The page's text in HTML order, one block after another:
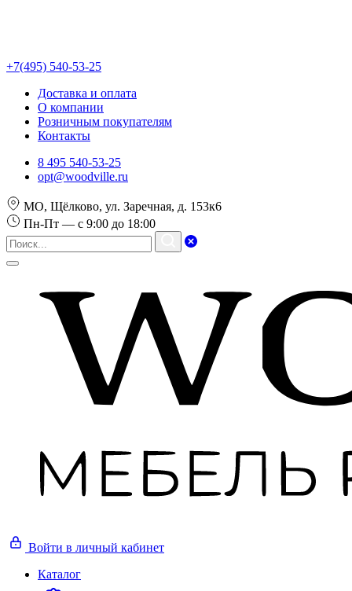
+7(495) 540-53-25
Доставка и оплата
О компании
Розничным покупателям
Контакты
8 495 540-53-25
opt@woodville.ru
МО, Щёлково, ул. Заречная, д. 153к6
Пн-Пт — с 9:00 до 18:00
Войти в личный кабинет
Каталог